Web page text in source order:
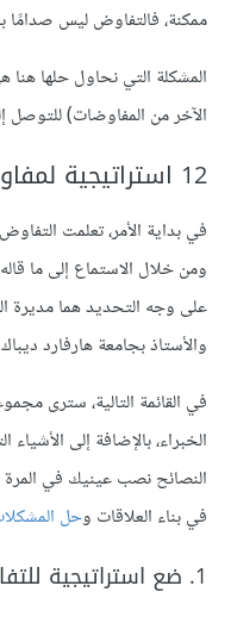
ممكنة، فالتفاوض ليس
المشكلة التي نحاول حلها
الآخر من المفاوضات) للتوصل
12 استراتيجية لمفاوضات ناجحة
في بداية الأمر، تعلمت
ومن خلال الاستماع إلى ما
على وجه التحديد هما مديرة
والأستاذ بجامعة هارفارد ديباك
في القائمة التالية، سترى
الخبراء، بالإضافة إلى
النصائح نصب عينيك في المرة
في بناء العلاقات وحل
1. ضع استراتيجية للتفاوض